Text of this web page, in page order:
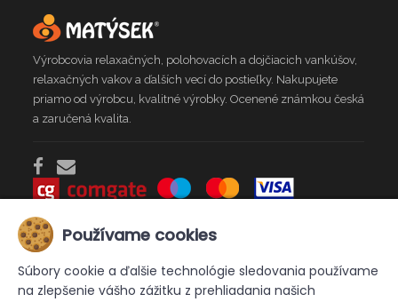
Výrobcovia relaxačných, polohovacích a dojčiacich vankúšov,
relaxačných vakov a ďalších vecí do postieľky. Nakupujete
priamo od výrobcu, kvalitné výrobky. Ocenené známkou česká
a zaručená kvalita.
INFO
Kontakt Doprava Obchodné podmienky
Používame cookies
Súbory cookie a ďalšie technológie sledovania používame
na zlepšenie vášho zážitku z prehliadania našich